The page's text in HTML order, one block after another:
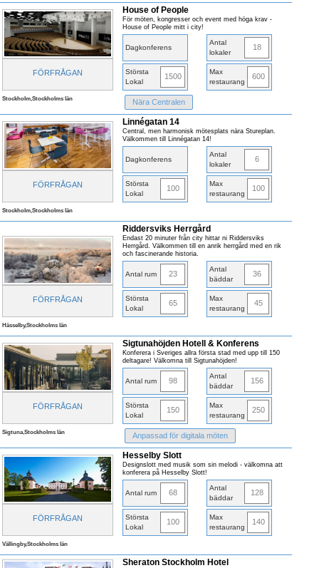
FÖRFRÅGAN
House of People
För möten, kongresser och event med höga krav -
House of People mitt i city!
Dagkonferens
Antal
lokaler
18
Största
Lokal
1500
Max
restaurang
600
Stockholm,Stockholms län Nära Centralen
FÖRFRÅGAN
Linnégatan 14
Central, men harmonisk mötesplats nära Stureplan.
Välkommen till Linnégatan 14!
Dagkonferens
Antal
lokaler
6
Största
Lokal
100
Max
restaurang
100
Stockholm,Stockholms län
FÖRFRÅGAN
Riddersviks Herrgård
Endast 20 minuter från city hittar ni Riddersviks
Herrgård. Välkommen till en anrik herrgård med en rik
och fascinerande historia.
Antal rum 23
Antal
bäddar
36
Största
Lokal
65
Max
restaurang
45
Hässelby,Stockholms län
FÖRFRÅGAN
Sigtunahöjden Hotell & Konferens
Konferera i Sveriges allra första stad med upp till 150
deltagare! Välkomna till Sigtunahöjden!
Antal rum 98
Antal
bäddar
156
Största
Lokal
150
Max
restaurang
250
Sigtuna,Stockholms län Anpassad för digitala möten
FÖRFRÅGAN
Hesselby Slott
Designslott med musik som sin melodi - välkomna att
konferera på Hesselby Slott!
Antal rum 68
Antal
bäddar
128
Största
Lokal
100
Max
restaurang
140
Vällingby,Stockholms län
Sheraton Stockholm Hotel